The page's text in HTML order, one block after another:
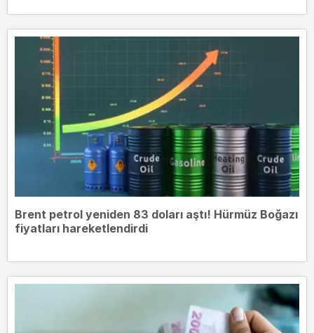
Brent petrol yeniden 83 doları aştı! Hürmüz Boğazı
fiyatları hareketlendirdi